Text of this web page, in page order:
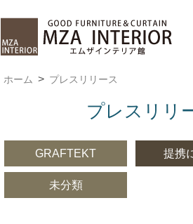
ホーム プレスリリース
プレスリリ
GRAFTEKT 提携
未分類